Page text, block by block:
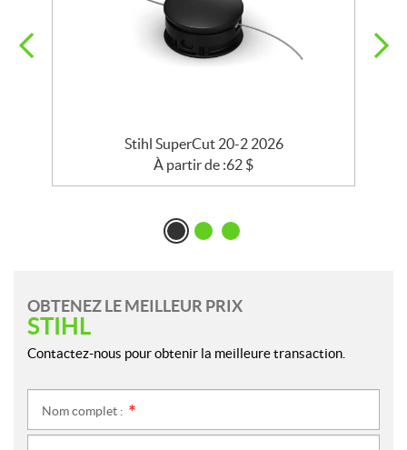
Stihl SuperCut 20-2 2026
À partir de :62 $
OBTENEZ LE MEILLEUR PRIX
STIHL
Contactez-nous pour obtenir la meilleure transaction.
Nom complet :